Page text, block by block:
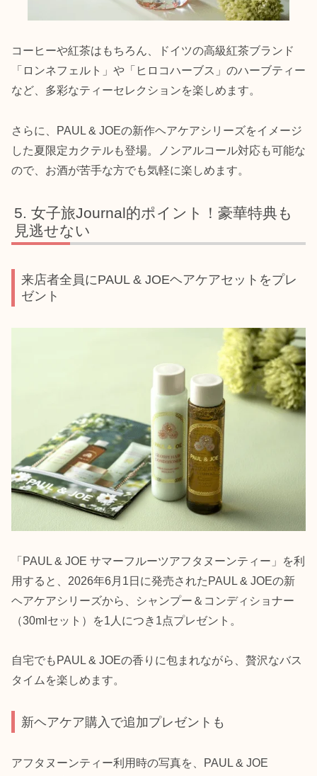
コーヒーや紅茶はもちろん、ドイツの高級紅茶ブランド
「ロンネフェルト」や「ヒロコハーブス」のハーブティー
など、多彩なティーセレクションを楽しめます。
さらに、PAUL & JOEの新作ヘアケアシリーズをイメージ
した夏限定カクテルも登場。ノンアルコール対応も可能な
ので、お酒が苦手な方でも気軽に楽しめます。
女子旅Journal的ポイント！豪華特典も
見逃せない
来店者全員にPAUL & JOEヘアケアセットをプレ
ゼント
「PAUL & JOE サマーフルーツアフタヌーンティー」を利
用すると、2026年6月1日に発売されたPAUL & JOEの新
ヘアケアシリーズから、シャンプー＆コンディショナー
（30mlセット）を1人につき1点プレゼント。
自宅でもPAUL & JOEの香りに包まれながら、贅沢なバス
タイムを楽しめます。
新ヘアケア購入で追加プレゼントも
アフタヌーンティー利用時の写真を、PAUL & JOE